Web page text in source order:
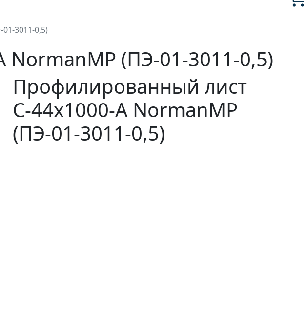
3011-0,5)
(ПЭ-01-3011-0,5)
Профилированный лист
С-44x1000-A NormanMP
(ПЭ-01-3011-0,5)